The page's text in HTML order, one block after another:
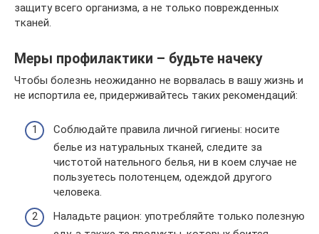
защиту всего организма, а не только поврежденных
тканей.
Меры профилактики – будьте начеку
Чтобы болезнь неожиданно не ворвалась в вашу жизнь и
не испортила ее, придерживайтесь таких рекомендаций:
Соблюдайте правила личной гигиены: носите
белье из натуральных тканей, следите за
чистотой нательного белья, ни в коем случае не
пользуетесь полотенцем, одеждой другого
человека.
Наладьте рацион: употребляйте только полезную